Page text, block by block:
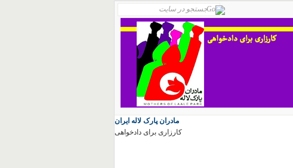
مادران پارک لاله ایران
کارزاری برای دادخواهی